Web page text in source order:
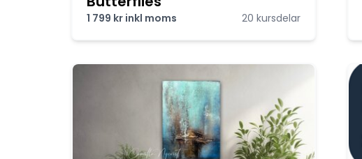
1 799 kr inkl moms 20 kursdelar